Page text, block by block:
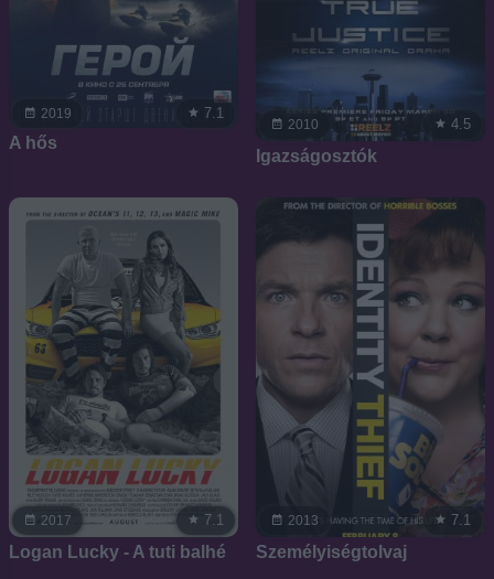
2019 7.1
A hős
2010 4.5
Igazságosztók
2017 7.1
Logan Lucky - A tuti balhé
2013 7.1
Személyiségtolvaj